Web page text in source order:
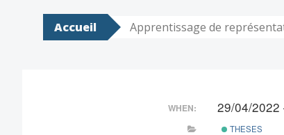
Accueil Apprentissage de
WHEN: 29/04/2022
THESES